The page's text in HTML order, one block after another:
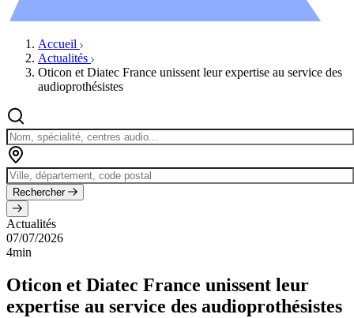
Accueil
Actualités
Oticon et Diatec France unissent leur expertise au service des
audioprothésistes
Rechercher
Actualités
07/07/2026
4min
Oticon et Diatec France unissent leur
expertise au service des audioprothésistes